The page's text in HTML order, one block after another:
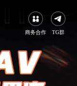
商务合作 TG群